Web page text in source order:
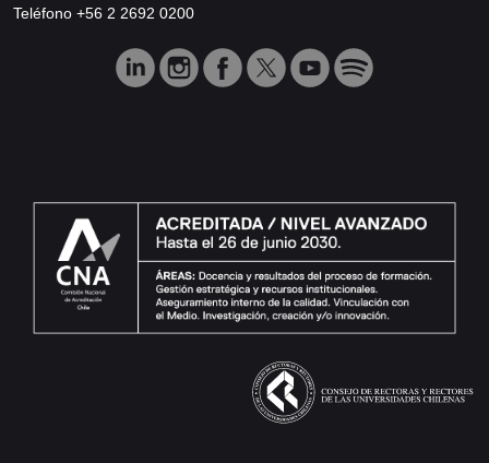
Teléfono +56 2 2692 0200